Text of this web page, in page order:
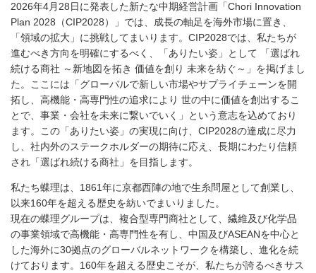
2026年4月28日に発表した新たな中期経営計画「Chori Innovation
Plan 2028（CIP2028）」では、成長の軸足を海外市場に置き、
「領域の拡大」に挑戦してまいります。CIP2028では、私たちが
進むべき方向を明確にするべく、「ありたい姿」として 「選ばれ
続ける商社 ～新地図を拓き 価値を創り 未来を紡ぐ～」を掲げまし
た。ここには「グローバルで新しい市場やサプライチェーンを開
拓し、高機能・高専門性の追求により 世の中に価値を創出するこ
とで、事業・会社を未来に繋いでいく」という意志を込めており
ます。この「ありたい姿」の実現に向け、CIP2028の達成に尽力
し、社内外のステークホルダーの期待に応え、長期にわたり信頼
され「選ばれ続ける商社」を目指します。
私たち蝶理は、1861年に京都西陣の地で生糸問屋として創業し、
以来160年を超える歴史を紡いでまいりました。
現在の蝶理グループは、複合型専門商社として、繊維及び化学品
の事業領域で高機能・高専門性を有し、中国及びASEANを中心と
した海外に30拠点のグローバルネットワークを構築し、進化を続
けております。160年を超える歴史こそが、私たちが誇るべきサス